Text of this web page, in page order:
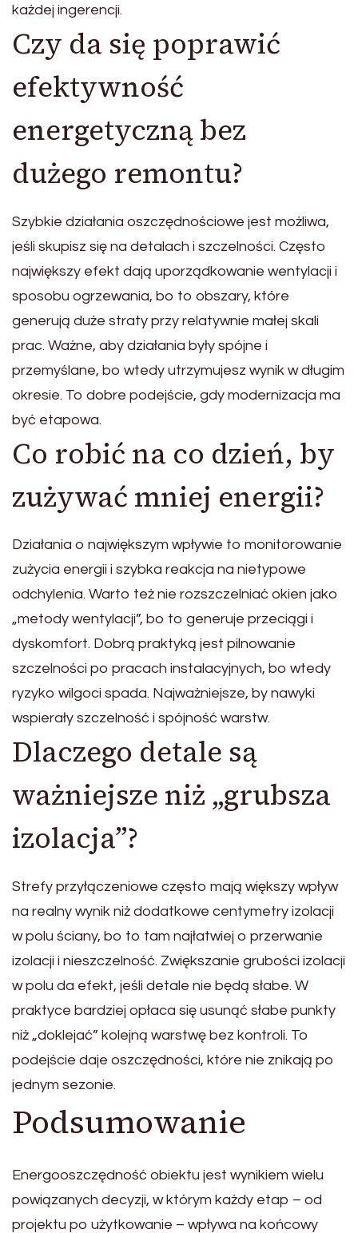
każdej ingerencji.
Czy da się poprawić
efektywność
energetyczną bez
dużego remontu?
Szybkie działania oszczędnościowe jest możliwa,
jeśli skupisz się na detalach i szczelności. Często
największy efekt dają uporządkowanie wentylacji i
sposobu ogrzewania, bo to obszary, które
generują duże straty przy relatywnie małej skali
prac. Ważne, aby działania były spójne i
przemyślane, bo wtedy utrzymujesz wynik w długim
okresie. To dobre podejście, gdy modernizacja ma
być etapowa.
Co robić na co dzień, by
zużywać mniej energii?
Działania o największym wpływie to monitorowanie
zużycia energii i szybka reakcja na nietypowe
odchylenia. Warto też nie rozszczelniać okien jako
„metody wentylacji”, bo to generuje przeciągi i
dyskomfort. Dobrą praktyką jest pilnowanie
szczelności po pracach instalacyjnych, bo wtedy
ryzyko wilgoci spada. Najważniejsze, by nawyki
wspierały szczelność i spójność warstw.
Dlaczego detale są
ważniejsze niż „grubsza
izolacja”?
Strefy przyłączeniowe często mają większy wpływ
na realny wynik niż dodatkowe centymetry izolacji
w polu ściany, bo to tam najłatwiej o przerwanie
izolacji i nieszczelność. Zwiększanie grubości izolacji
w polu da efekt, jeśli detale nie będą słabe. W
praktyce bardziej opłaca się usunąć słabe punkty
niż „doklejać” kolejną warstwę bez kontroli. To
podejście daje oszczędności, które nie znikają po
jednym sezonie.
Podsumowanie
Energooszczędność obiektu jest wynikiem wielu
powiązanych decyzji, w którym każdy etap – od
projektu po użytkowanie – wpływa na końcowy